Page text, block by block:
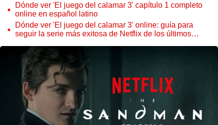
Dónde ver 'El juego del calamar 3' capítulo 1 completo
online en español latino
Dónde ver 'El juego del calamar 3' online: guía para
seguir la serie más exitosa de Netflix de los últimos